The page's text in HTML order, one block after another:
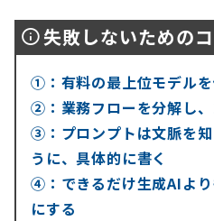
失敗しないための
①：有料の最上位モデルを
②：業務フローを分解し
③：プロンプトは文脈を
うに、具体的に書く
④：できるだけ生成AIよ
にする